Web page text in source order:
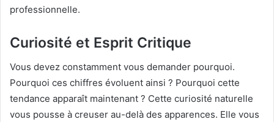
professionnelle.
Curiosité et Esprit Critique
Vous devez constamment vous demander pourquoi.
Pourquoi ces chiffres évoluent ainsi ? Pourquoi cette
tendance apparaît maintenant ? Cette curiosité naturelle
vous pousse à creuser au-delà des apparences. Elle vous